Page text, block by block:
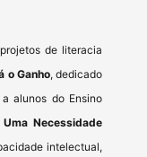
de literacia
o Ganho, dedicado
alunos do Ensino
Necessidade
intelectual,